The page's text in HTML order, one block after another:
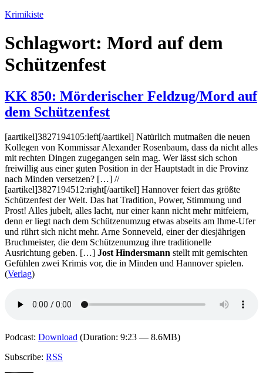
Zum
springen
Krimikiste
Schlagwort: Mord auf dem
Schützenfest
KK 850: Mörderischer Feldzug/Mord auf
dem Schützenfest
[aartikel]3827194105:left[/aartikel] Natürlich mutmaßen die neuen
Kollegen von Kommissar Alexander Rosenbaum, dass da nicht alles
mit rechten Dingen zugegangen sein mag. Wer lässt sich schon
freiwillig aus einer guten Position in der Hauptstadt in die Provinz
nach Minden versetzen? […] //
[aartikel]3827194512:right[/aartikel] Hannover feiert das größte
Schützenfest der Welt. Das hat Tradition, Power, Stimmung und
Prost! Alles jubelt, alles lacht, nur einer kann nicht mehr mitfeiern,
denn er liegt nach dem Schützenumzug etwas abseits am Ihme-Ufer
und rührt sich nicht mehr. Arne Sonneveld, einer der diesjährigen
Bruchmeister, die dem Schützenumzug ihre traditionelle
Ausrichtung geben. […] Jost Hindersmann stellt mit gemischten
Gefühlen zwei Krimis vor, die in Minden und Hannover spielen.
(Verlag)
Podcast: Download (Duration: 9:23 — 8.6MB)
Subscribe: RSS